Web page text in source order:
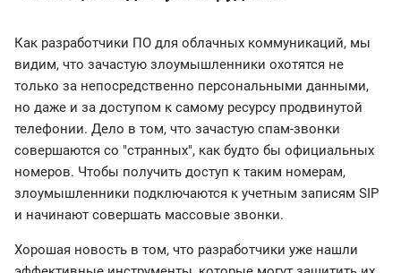
Как разработчики ПО для облачных коммуникаций, мы
видим, что зачастую злоумышленники охотятся не
только за непосредственно персональными данными,
но даже и за доступом к самому ресурсу продвинутой
телефонии. Дело в том, что зачастую спам-звонки
совершаются со "странных", как будто бы официальных
номеров. Чтобы получить доступ к таким номерам,
злоумышленники подключаются к учетным записям SIP
и начинают совершать массовые звонки.
Хорошая новость в том, что разработчики уже нашли